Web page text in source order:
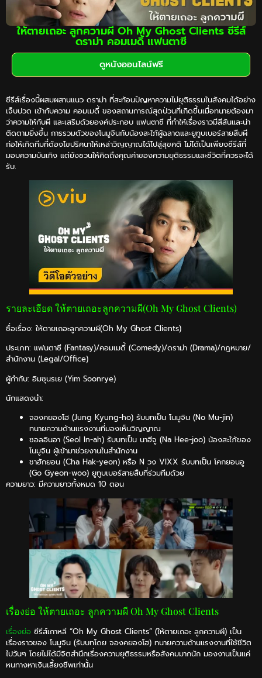
ให้ตายเถอะ ลูกความผี Oh My Ghost Clients ซีรีส์
ดราม่า คอมเมดิ้ แฟนตาซี
ดูหนังออนไลน์ฟรี
ซีรีส์เรื่องนี้ผสมผสานแนว ดราม่า ที่สะท้อนปัญหาความไม่ยุติธรรมในสังคมได้อย่าง
เจ็บปวด เข้ากับความ คอมเมดี้ ของสถานการณ์สุดป่วนที่เกิดขึ้นเมื่อทนายต้องมา
ว่าความให้กับผี และเสริมด้วยองค์ประกอบ แฟนตาซี ที่ทำให้เรื่องราวมีสีสันและน่า
ติดตามยิ่งขึ้น การรวมตัวของโนมูจินกับน้องสะใภ้ผู้ฉลาดและยูทูบเบอร์สายสืบผี
ก่อให้เกิดทีมที่ต้องไขปริศนาให้เหล่าวิญญาณได้ไปสู่สุขคติ ไม่ได้เป็นเพียงซีรีส์ที่
มอบความบันเทิง แต่ยังชวนให้คิดถึงคุณค่าของความยุติธรรมและชีวิตที่ควรจะได้
รับ.
รายละเอียด ให้ตายเถอะลูกความผี(Oh My Ghost Clients)
ชื่อเรื่อง: ให้ตายเถอะลูกความผี(Oh My Ghost Clients)
ประเภท: แฟนตาซี (Fantasy)/คอมเมดี้ (Comedy)/ดราม่า (Drama)/กฎหมาย/
สำนักงาน (Legal/Office)
ผู้กำกับ: อิมซุนรเย (Yim Soonrye)
นักแสดงนำ:
จองคยองโฮ (Jung Kyung-ho) รับบทเป็น โนมูจิน (No Mu-jin)
ทนายความด้านแรงงานที่มองเห็นวิญญาณ
ซอลอินอา (Seol In-ah) รับบทเป็น นาฮีจู (Na Hee-joo) น้องสะใภ้ของ
โนมูจิน ผู้เข้ามาช่วยงานในสำนักงาน
ชาฮักยอน (Cha Hak-yeon) หรือ N วง VIXX รับบทเป็น โคกยอนอู
(Go Gyeon-woo) ยูทูบเบอร์สายสืบที่ร่วมทีมด้วย
ความยาว: มีความยาวทั้งหมด 10 ตอน
เรื่องย่อ ให้ตายเถอะ ลูกความผี Oh My Ghost Clients
เรื่องย่อ ซีรีส์เกาหลี “Oh My Ghost Clients” (ให้ตายเถอะ ลูกความผี) เป็น
เรื่องราวของ โนมูจิน (รับบทโดย จองคยองโฮ) ทนายความด้านแรงงานที่ใช้ชีวิต
ไปวันๆ โดยไม่ได้มีจิตสำนึกเรื่องความยุติธรรมหรือสังคมมากนัก มองงานเป็นแค่
หนทางหาเงินเลี้ยงชีพเท่านั้น